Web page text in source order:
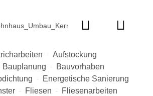
Aufstockung
Bauplanung
Bauvorhaben
Energetische Sanierung
Fliesen
Fliesenarbeiten